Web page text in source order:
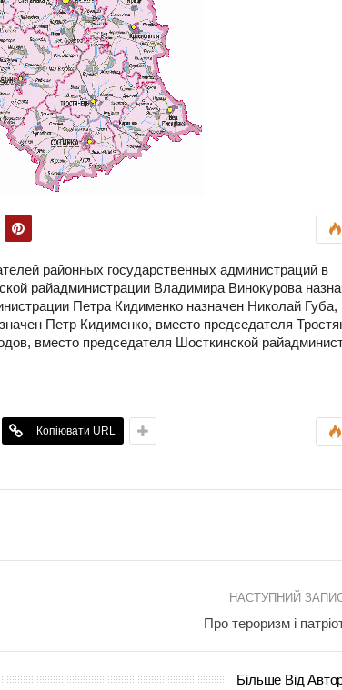
районных государственных администраций в
райадминистрации Владимира Винокурова
Петра Кидименко назначен Николай Губа,
Петр Кидименко, вместо председателя
вместо председателя Шосткинской
Копіювати URL
НАСТУПНИЙ
Про тероризм і
Більше Від